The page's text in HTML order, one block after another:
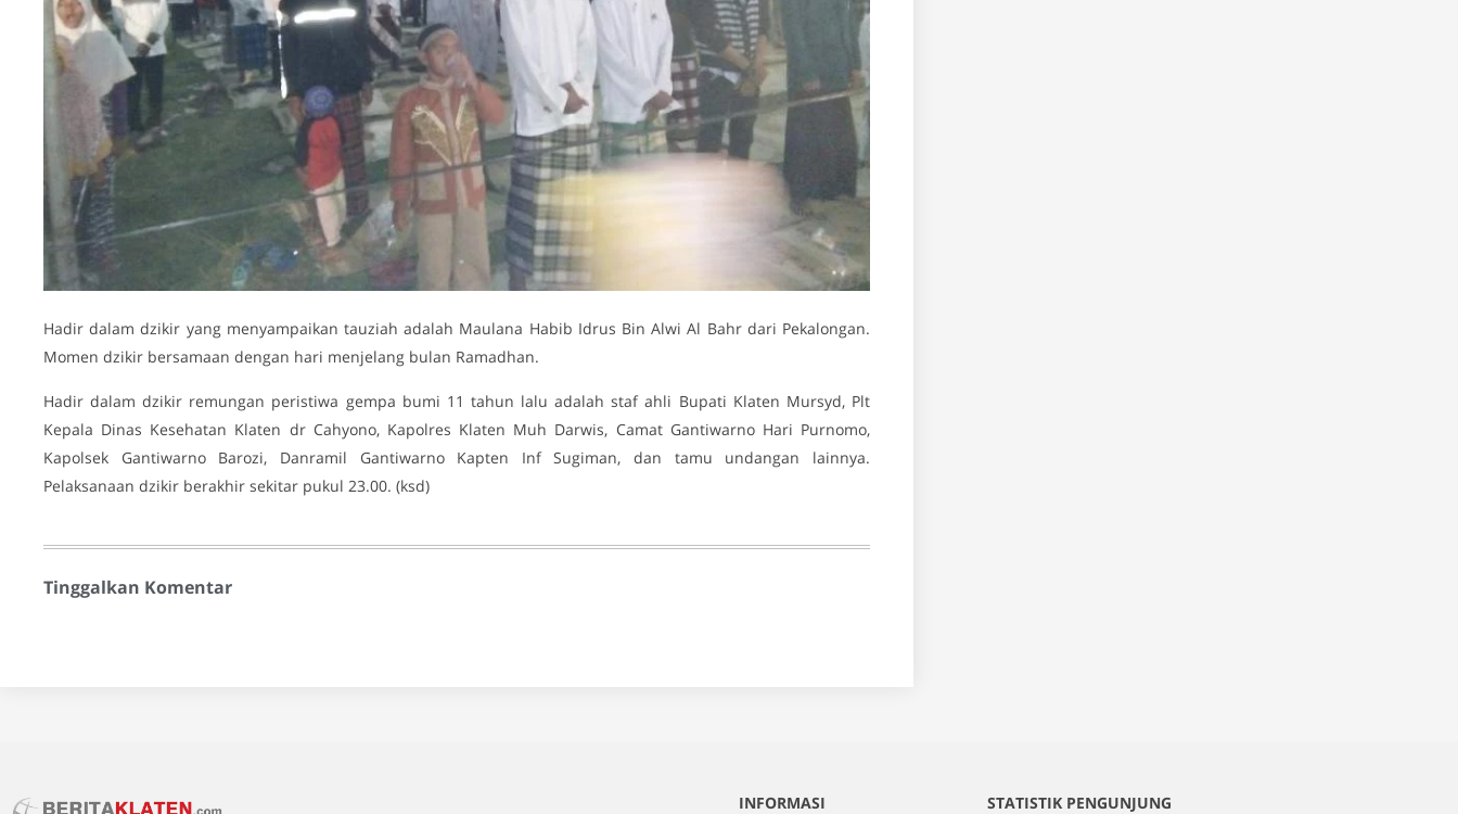
Hadir dalam dzikir yang menyampaikan tauziah adalah Maulana Habib Idrus Bin Alwi Al Bahr dari Pekalongan.
Momen dzikir bersamaan dengan hari menjelang bulan Ramadhan.
Hadir dalam dzikir remungan peristiwa gempa bumi 11 tahun lalu adalah staf ahli Bupati Klaten Mursyd, Plt
Kepala Dinas Kesehatan Klaten dr Cahyono, Kapolres Klaten Muh Darwis, Camat Gantiwarno Hari Purnomo,
Kapolsek Gantiwarno Barozi, Danramil Gantiwarno Kapten Inf Sugiman, dan tamu undangan lainnya.
Pelaksanaan dzikir berakhir sekitar pukul 23.00. (ksd)
Tinggalkan Komentar
INFORMASI STATISTIK PENGUNJUNG